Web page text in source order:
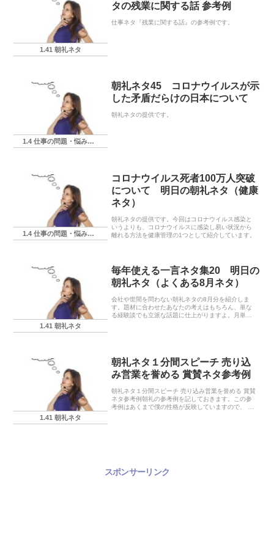
1.41 朝礼ネタ
タの残業に関する話 参考例
仕事ネタ『残業に関する話』の参考例です。
1.4 仕事の問題・悩み・相談
朝礼ネタ45 コロナウイルスが示
した矛盾だらけの日本について
朝礼ネタの提供です。
1.4 仕事の問題・悩み・相談
コロナウイルス死者100万人突破
について 明日の朝礼ネタ（健康
ネタ）
朝礼ネタの提供です。今回はコロナウイルス感染と
いうよりも、コロナウイルスに感染し易い状況から
離れる方法を健康管理の1つとして紹介しています。
1.41 朝礼ネタ
毎年使える一言ネタ集20 明日の
朝礼ネタ（よくある8月ネタ）
会社や世間を問わない朝礼ネタの8月分を紹介しま
す。題材に合わせたあなたの考えはもちろん、単な
る経験談でも立派な話題に仕上がりますよ。月単位
1.41 朝礼ネタ
朝礼ネタ１分間スピーチ 売り込
み営業を誉める 賞賛ネタ参考例
朝礼ネタ１分間スピーチ 売り込み営業を誉める 賞賛
ネタ参考例朝礼の参考例を記しておきます。この参
考例はあくまで僕の性格が反映していますので、 実
スポンサーリンク